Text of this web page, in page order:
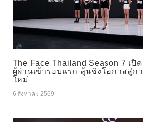
The Face Thailand Season 7 เปิ
ผู้ผ่านเข้ารอบแรก ลุ้นชิงโอกาสสู่ก
ใหม่
6 สิงหาคม 2569